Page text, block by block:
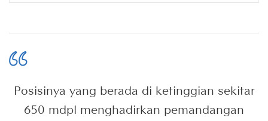
Posisinya yang berada di ketinggian sekitar
650 mdpl menghadirkan pemandangan